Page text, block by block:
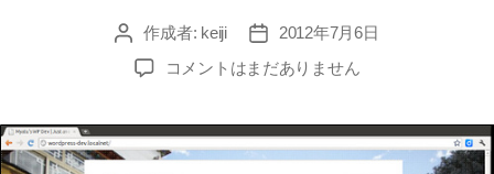
投
稿
者
作成者: keiji
投
稿
日
2012年7月6日
TwentyEleven
ビ
ゲ
コメントはまだありません